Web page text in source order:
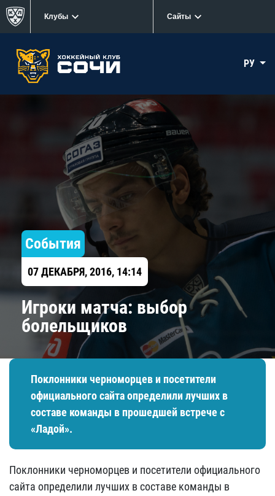
Клубы Сайты
РУ
События
07 ДЕКАБРЯ, 2016, 14:14
Игроки матча: выбор
болельщиков
Поклонники черноморцев и посетители
официального сайта определили лучших в
составе команды в прошедшей встрече с
«Ладой».
Поклонники черноморцев и посетители официального
сайта определили лучших в составе команды в